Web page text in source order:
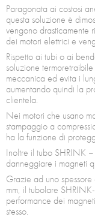
Paragonata ai costosi
questa soluzione è
vengono drasticamente
dei motori elettrici e
Rispetto ai tubi o ai
soluzione
meccanica ed evita i
aumentando quindi la
clientela.
Nei motori che usano
stampaggio a
ha la funzione di
Inoltre il tubo SHRINK
danneggiare i magneti
Grazie ad uno
mm, il tubolare
performance dei
stesso.